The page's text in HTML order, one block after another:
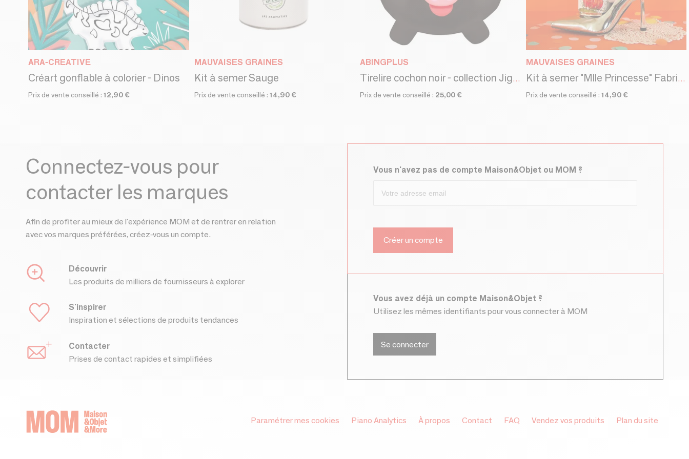
ARA-CREATIVE
Créart gonflable à colorier - Dinos
Prix de vente conseillé : 12,90 €
MAUVAISES GRAINES
Kit à semer Sauge
Prix de vente conseillé : 14,90 €
ABINGPLUS
Tirelire cochon noir - collection Jiggy Bank / SANKYO TOYS
Prix de vente conseillé : 25,00 €
MAUVAISES GRAINES
Kit à semer "Mlle Princesse" Fabriqué en France
Prix de vente conseillé : 14,90 €
Connectez-vous pour
contacter les marques
Afin de profiter au mieux de l'expérience MOM et de rentrer en relation
avec vos marques préférées, créez-vous un compte.
Découvrir
Les produits de milliers de fournisseurs à explorer
S'inspirer
Inspiration et sélections de produits tendances
Contacter
Prises de contact rapides et simplifiées
Vous n'avez pas de compte Maison&Objet ou MOM ?
Vous avez déjà un compte Maison&Objet ?
Utilisez les mêmes identifiants pour vous connecter à MOM
Se connecter
Paramétrer mes cookies Piano Analytics À propos Contact FAQ Vendez vos produits Plan du site